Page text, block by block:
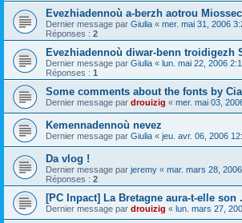
Evezhiadennoù a-berzh aotrou Miossec
Dernier message par Giulia « mer. mai 31, 2006
Réponses : 2
Evezhiadennoù diwar-benn troidigezh
Dernier message par Giulia « lun. mai 22, 2006
Réponses : 1
Some comments about the fonts by
Dernier message par drouizig « mer. mai 03,
Kemennadennoù nevez
Dernier message par Giulia « jeu. avr. 06, 2006
Da vlog !
Dernier message par jeremy « mar. mars 28,
Réponses : 2
[PC Inpact] La Bretagne aura-t-elle son
Dernier message par drouizig « lun. mars 27,